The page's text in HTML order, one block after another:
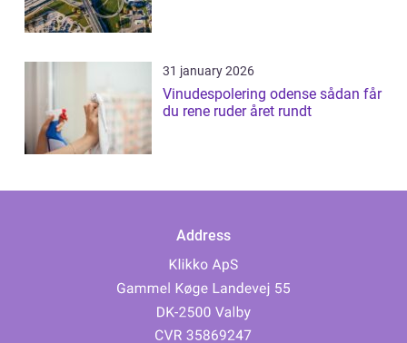
31 january 2026
Vinudespolering odense sådan får
du rene ruder året rundt
Address